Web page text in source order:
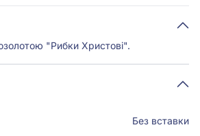
"Рибки Христові".
Без вставки